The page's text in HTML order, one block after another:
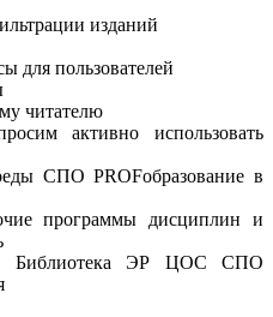
изданий
для пользователей
читателю
активно использовать
СПО PROFобразование в
программы дисциплин и
Библиотека ЭР ЦОС СПО